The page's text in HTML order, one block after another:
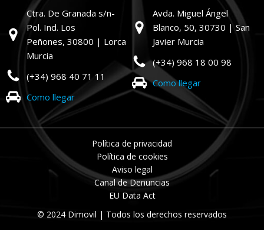
Ctra. De Granada s/n-
Pol. Ind. Los
Peñones, 30800 | Lorca
Murcia
(+34) 968 40 71 11
Como llegar
Avda. Miguel Ángel
Blanco, 50, 30730 | San
Javier Murcia
(+34) 968 18 00 98
Como llegar
© 2024 Dimovil | Todos los derechos reservados
Política de privacidad
Política de cookies
Aviso legal
Canal de Denuncias
EU Data Act